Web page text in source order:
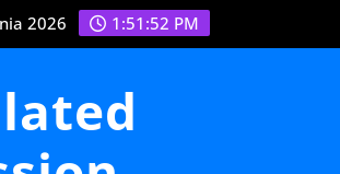
2026 1:51:53 PM